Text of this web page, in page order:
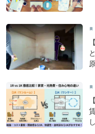

